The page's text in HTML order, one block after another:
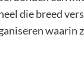
die breed
waarin